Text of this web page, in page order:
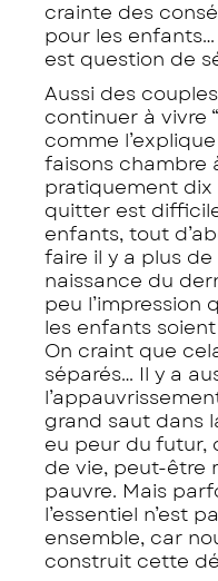
crainte des
pour les
est question de
Aussi des
continuer à vivre
comme l’explique
faisons chambre
pratiquement dix
quitter est
enfants, tout
faire il y a plus
naissance du
peu l’impression
les enfants
On craint que
séparés… Il y a
grand saut dans
eu peur du futur,
de vie, peut-être
pauvre. Mais
l’essentiel n’est
ensemble, car
construit cette